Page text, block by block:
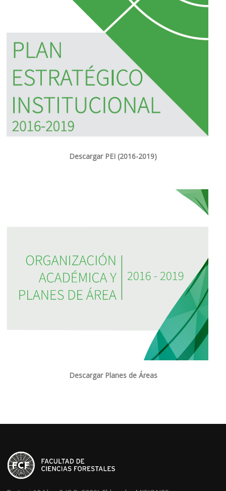
Descargar PEI (2016-2019)
Descargar Planes de Áreas